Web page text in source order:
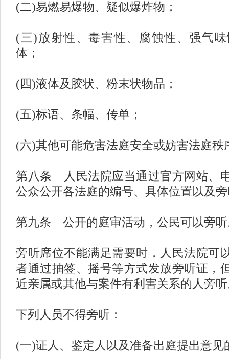
(二)易燃易爆物、疑似爆炸物；
(三)放射性、毒害性、腐蚀性、强气
体；
(四)液体及胶状、粉末状物品；
(五)标语、条幅、传单；
(六)其他可能危害法庭安全或妨害法庭秩
第八条 人民法院应当通过官方网站、
公众公开各法庭的编号、具体位置以及
第九条 公开的庭审活动，公民可以旁
旁听席位不能满足需要时，人民法院可
者通过抽签、摇号等方式发放旁听证，
近亲属或其他与案件有利害关系的人旁
下列人员不得旁听：
(一)证人、鉴定人以及准备出庭提出意见